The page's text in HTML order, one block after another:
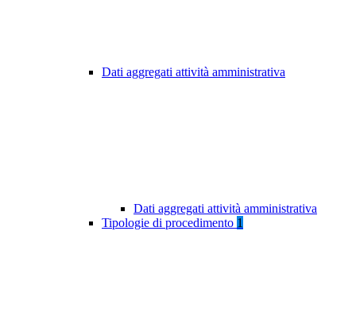
Dati aggregati attività amministrativa
Dati aggregati attività amministrativa
Tipologie di procedimento 1